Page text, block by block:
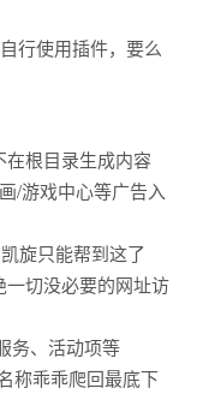
行使用插件，要么
根目录生成内容
/游戏中心等广告入
旋只能帮到这了
切没必要的网址访
务、活动项等
称乖乖爬回最底下